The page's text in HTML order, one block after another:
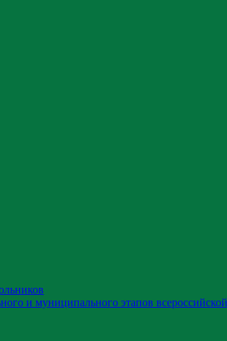
и муниципального этапов